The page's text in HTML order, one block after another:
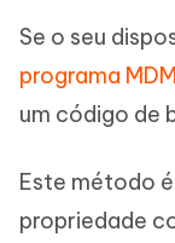
Se o seu
programa MDM
um código de
Este método
propriedade